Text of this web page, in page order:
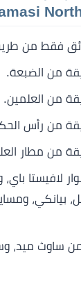
لافيستا باي،
بيانكي،
ساوث ميد،